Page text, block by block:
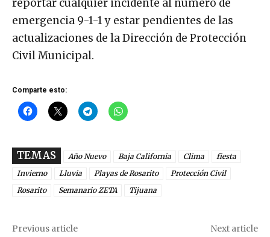
reportar cualquier incidente al número de
emergencia 9-1-1 y estar pendientes de las
actualizaciones de la Dirección de Protección
Civil Municipal.
Comparte esto:
TEMAS Año Nuevo Baja California Clima
fiesta
Invierno
Lluvia Playas de Rosarito
Protección Civil
Rosarito
Semanario ZETA Tijuana
Previous article Next article